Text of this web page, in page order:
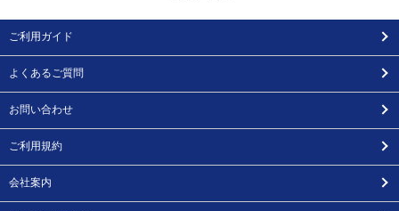
ご利用ガイド
よくあるご質問
お問い合わせ
ご利用規約
会社案内